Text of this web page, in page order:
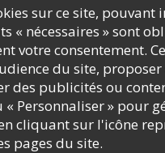
sur ce site,
« nécessaires » sont
votre consentement.
du site,
des publicités ou
Personnaliser » pour
cliquant sur l'icône
pages du site.